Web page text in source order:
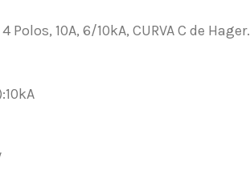
10A, 6/10kA, CURVA C de Hager.